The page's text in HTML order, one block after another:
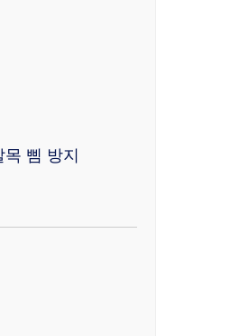
삠 방지